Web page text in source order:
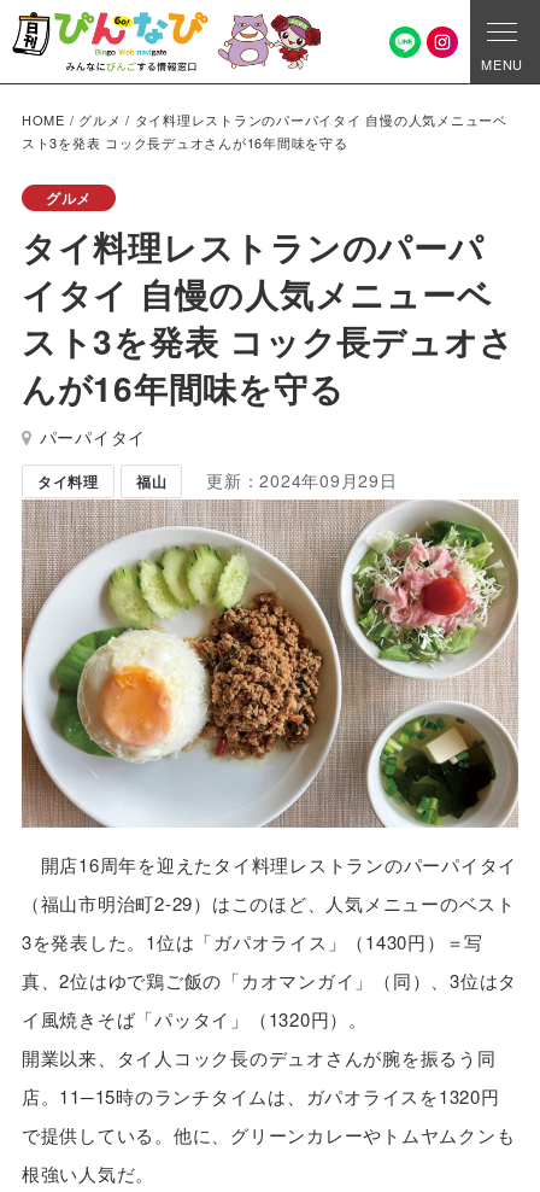
MENU
HOME / グルメ / タイ料理レストランのパーパイタイ 自慢の人気メニューベ
スト3を発表 コック長デュオさんが16年間味を守る
グルメ
タイ料理レストランのパーパ
イタイ 自慢の人気メニューベ
スト3を発表 コック長デュオさ
んが16年間味を守る
パーパイタイ
タイ料理 福山 更新：2024年09月29日
開店16周年を迎えたタイ料理レストランのパーパイタイ
（福山市明治町2-29）はこのほど、人気メニューのベスト
3を発表した。1位は「ガパオライス」（1430円）＝写
真、2位はゆで鶏ご飯の「カオマンガイ」（同）、3位はタ
イ風焼きそば「パッタイ」（1320円）。
開業以来、タイ人コック長のデュオさんが腕を振るう同
店。11─15時のランチタイムは、ガパオライスを1320円
で提供している。他に、グリーンカレーやトムヤムクンも
根強い人気だ。